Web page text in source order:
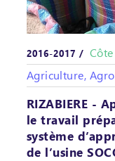
2016-2017 /
Agriculture,
RIZABIERE -
le travail
système
de l’usine